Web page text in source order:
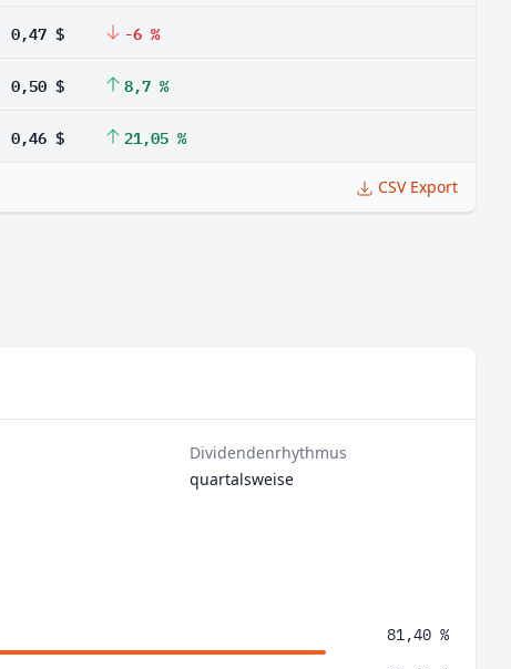
0,47 $ -6 %
0,50 $ 8,7 %
0,46 $ 21,05 %
CSV Export
Dividendenrhythmus
quartalsweise
81,40 %